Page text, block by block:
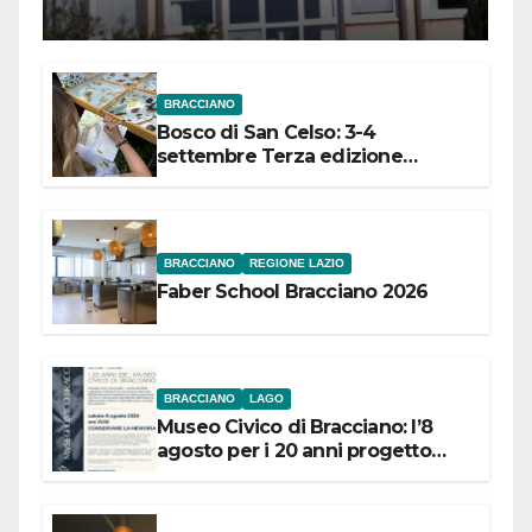
Meridionale
BRACCIANO
Bosco di San Celso: 3-4
settembre Terza edizione
BRACCIANO REGIONE LAZIO
Faber School Bracciano 2026
BRACCIANO LAGO
Museo Civico di Bracciano: l’8
agosto per i 20 anni progetto